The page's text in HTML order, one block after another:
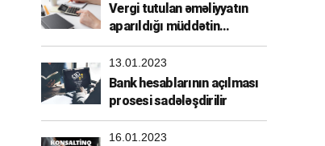
Vergi tutulan əməliyyatın
aparıldığı müddətin
müəyyənləşdirilməsi
13.01.2023
Bank hesablarının açılması
prosesi sadələşdirilir
16.01.2023